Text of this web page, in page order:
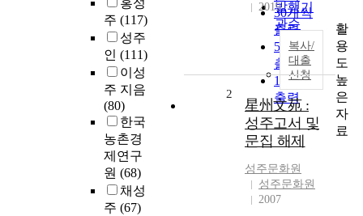
홍성
주 (117)
성주
인 (111)
이성
주 지음
(80)
한국
농촌경
제연구
원 (68)
채성
주 (67)
발행기
관순
30개씩
출력
50개씩
출력
100개씩
출력
2019
복사/
대출
신청
2
星州文苑 :
성주고서 및
문집 해제
성주문화원
성주문화원
2007
활
용
도
높
은
자
료